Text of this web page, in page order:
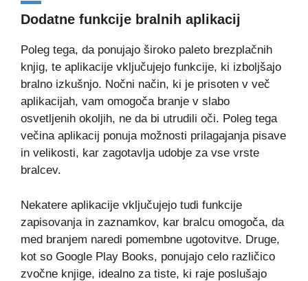
Dodatne funkcije bralnih aplikacij
Poleg tega, da ponujajo široko paleto brezplačnih
knjig, te aplikacije vključujejo funkcije, ki izboljšajo
bralno izkušnjo. Nočni način, ki je prisoten v več
aplikacijah, vam omogoča branje v slabo
osvetljenih okoljih, ne da bi utrudili oči. Poleg tega
večina aplikacij ponuja možnosti prilagajanja pisave
in velikosti, kar zagotavlja udobje za vse vrste
bralcev.
Nekatere aplikacije vključujejo tudi funkcije
zapisovanja in zaznamkov, kar bralcu omogoča, da
med branjem naredi pomembne ugotovitve. Druge,
kot so Google Play Books, ponujajo celo različico
zvočne knjige, idealno za tiste, ki raje poslušajo